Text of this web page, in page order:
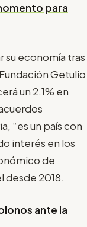
para
su economía tras
Getulio
un 2.1% en
“es un país con
interés en los
de
desde 2018.
ante la